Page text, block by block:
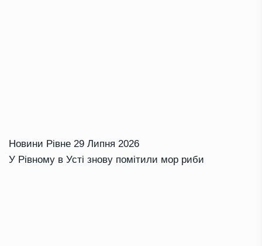
Новини Рівне 29 Липня 2026
У Рівному в Усті знову помітили мор риби